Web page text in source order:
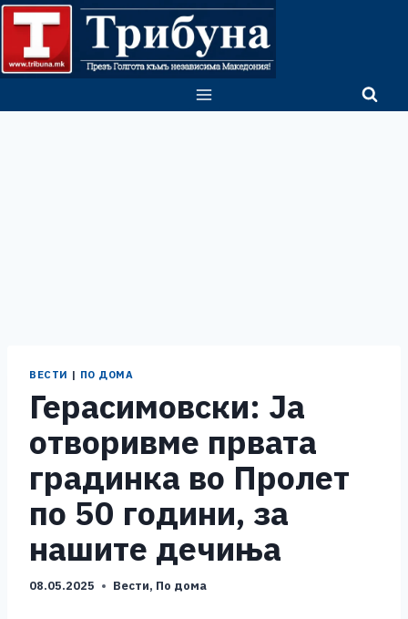
Skip
content
ВЕСТИ | ПО ДОМА
Герасимовски: Ја
отворивме првата
градинка во Пролет
по 50 години, за
нашите дечиња
08.05.2025 Вести, По дома